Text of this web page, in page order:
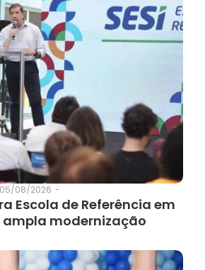
05/08/2026 -
Escola de Referência em
ampla modernização